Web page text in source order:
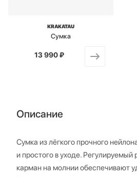
KRAKATAU
Сумка
от
13 990 ₽
Описание
Сумка из лёгкого прочного
и простого в уходе.
карман на молнии обеспечивают